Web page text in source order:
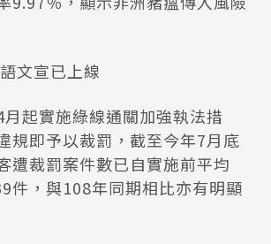
文宣已上線
起實施綠線通關加強執法措
規即予以裁罰，截至今年7月底
遭裁罰案件數已自實施前平均
件，與108年同期相比亦有明顯